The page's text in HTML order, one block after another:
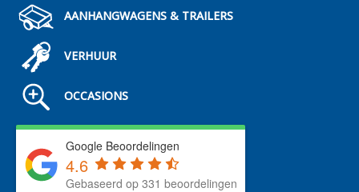
AANHANGWAGENS & TRAILERS
VERHUUR
OCCASIONS
Google Beoordelingen
4.6
Gebaseerd op 331 beoordelingen